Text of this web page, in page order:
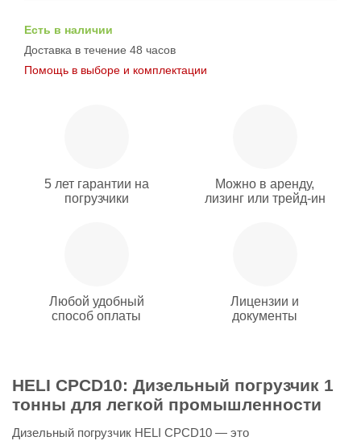
Есть в наличии
Доставка в течение 48 часов
Помощь в выборе и комплектации
5 лет гарантии на
погрузчики
Можно в аренду,
лизинг или трейд-ин
Любой удобный
способ оплаты
Лицензии и
документы
HELI CPCD10: Дизельный погрузчик 1
тонны для легкой промышленности
Дизельный погрузчик HELI CPCD10 — это